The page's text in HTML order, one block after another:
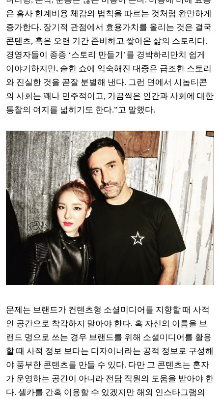
은 흡사 한계비용 체감의 법칙을 따르는 것처럼 완만하게
증가한다. 장기적 관점에서 효용가치를 올리는 것은 결국
콘텐츠, 혹은 오랜 기간 준비하고 쌓아온 삶의 스토리다.
경영자들이 종종 ‘스토리 만들기 ’를 경박하리만치 쉽게
이야기하지만, 숱한 쇼에 익숙해진 대중은 급조한 스토리
와 진실한 것을 곧잘 분별해 낸다. 그런 면에서 시놉티콘
의 사회는 꽤나 민주적이고, 가끔씩은 인간과 사회에 대한
통찰의 여지를 넓히기도 한다.”고 말했다.
문제는 브랜드가 컨텐츠형 소셜미디어를 지향할 때 사적
인 공간으로 착각하지 말아야 한다. 혹 자신의 이름을 브
랜드 명으로 쓰는 경우 브랜드를 위해 소셜미디어를 활용
할 때 사적 정보 보다는 디자이너라는 공적 정보로 구성해
야 풍부한 콘텐츠를 만들 수 있다. 다만 그 콘텐츠는 혼자
가 운영하는 공간이 아니라 전담 직원의 도움을 받아야 한
다. 셀카를 간혹 이용할 수 있겠지만 해외 인스타그램의